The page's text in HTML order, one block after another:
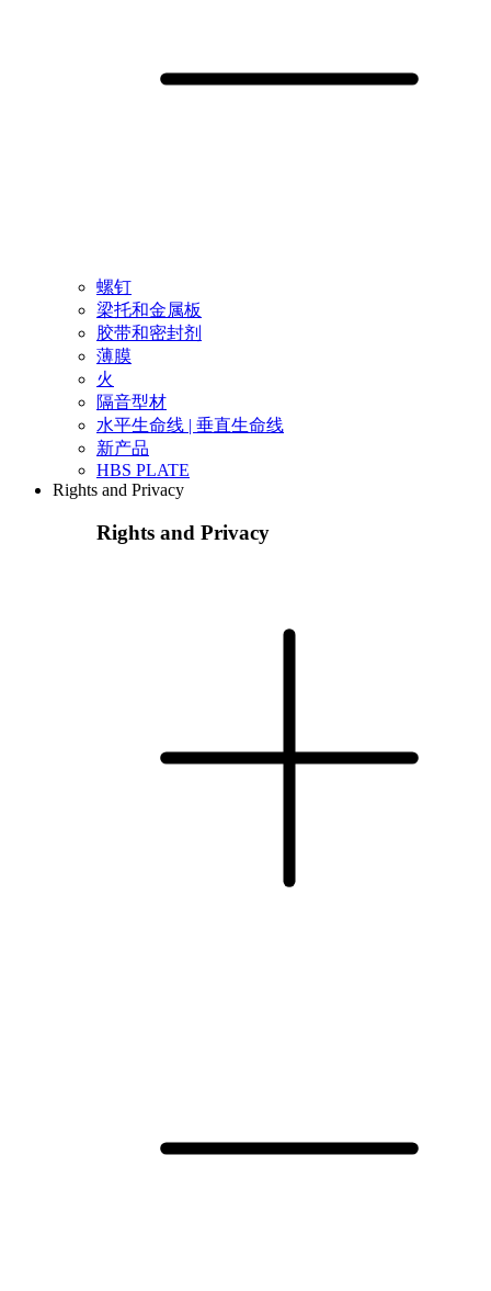
螺钉
梁托和金属板
胶带和密封剂
薄膜
火
隔音型材
水平生命线 | 垂直生命线
新产品
HBS PLATE
Rights and Privacy
Rights and Privacy